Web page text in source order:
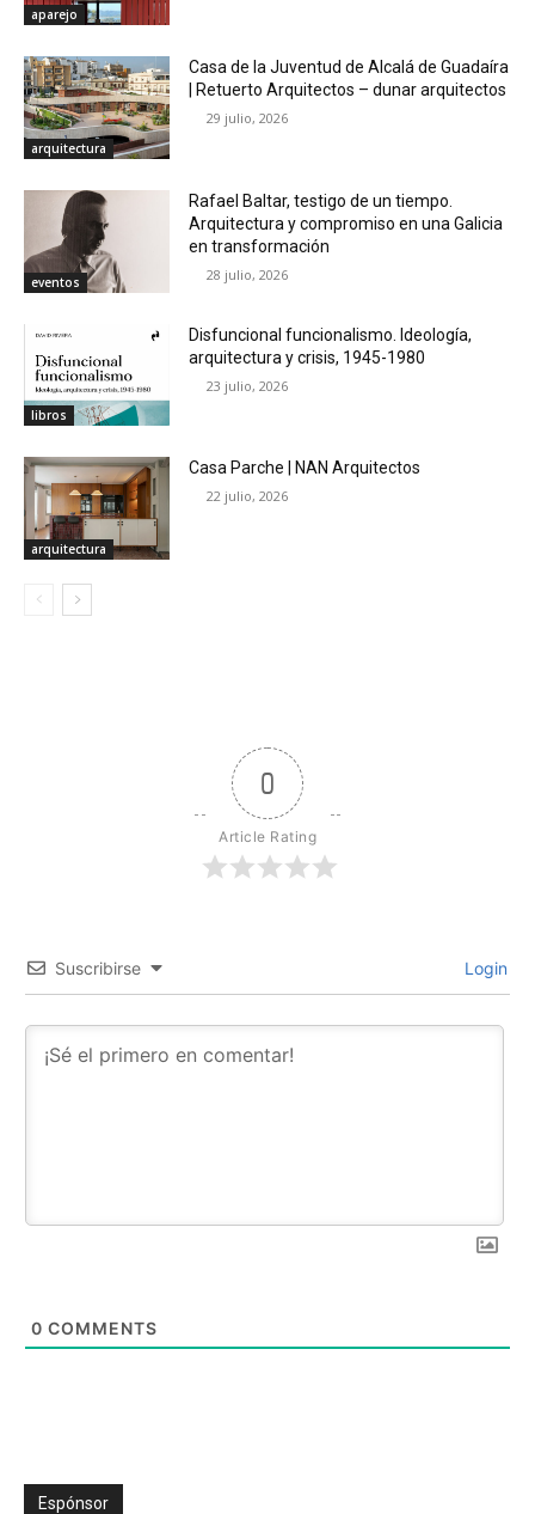
aparejo
arquitectura
Casa de la Juventud de Alcalá de Guadaíra
| Retuerto Arquitectos – dunar arquitectos
29 julio, 2026
eventos
Rafael Baltar, testigo de un tiempo.
Arquitectura y compromiso en una Galicia
en transformación
28 julio, 2026
libros
Disfuncional funcionalismo. Ideología,
arquitectura y crisis, 1945-1980
23 julio, 2026
arquitectura
Casa Parche | NAN Arquitectos
22 julio, 2026
0
Article Rating
Suscribirse Login
0 COMMENTS
Espónsor